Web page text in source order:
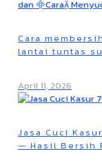
Cara
lantai tuntas
April 11, 2026
Jasa Cuci
— Hasil Bersih